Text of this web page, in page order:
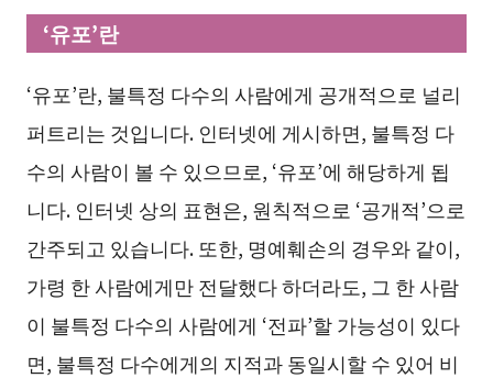
‘유포’란
‘유포’란, 불특정 다수의 사람에게 공개적으로 널리
퍼트리는 것입니다. 인터넷에 게시하면, 불특정 다
수의 사람이 볼 수 있으므로, ‘유포’에 해당하게 됩
니다. 인터넷 상의 표현은, 원칙적으로 ‘공개적’으로
간주되고 있습니다. 또한, 명예훼손의 경우와 같이,
가령 한 사람에게만 전달했다 하더라도, 그 한 사람
이 불특정 다수의 사람에게 ‘전파’할 가능성이 있다
면, 불특정 다수에게의 지적과 동일시할 수 있어 비